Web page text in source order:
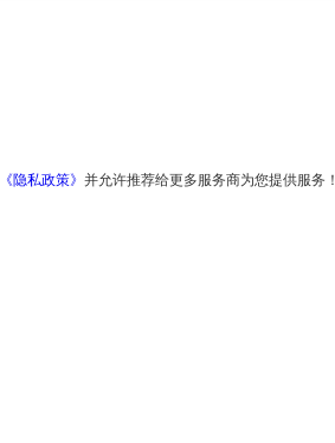
《隐私政策》 并允许推荐给更多服务商为您提供服务！